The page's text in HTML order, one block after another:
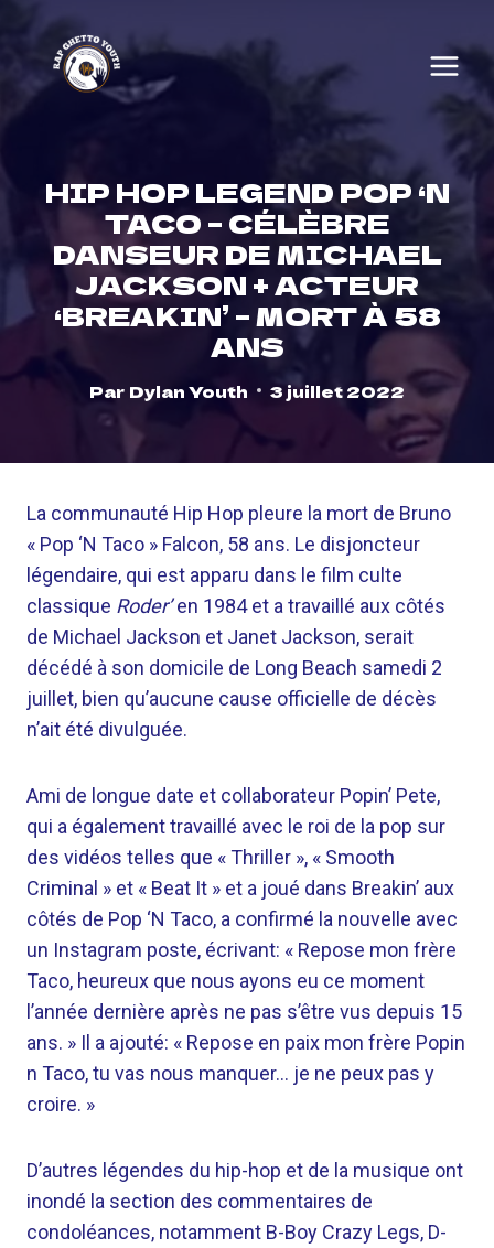
content
HIP HOP LEGEND POP ‘N
TACO – CÉLÈBRE
DANSEUR DE MICHAEL
JACKSON + ACTEUR
‘BREAKIN’ – MORT À 58
ANS
Par Dylan Youth 3 juillet 2022
La communauté Hip Hop pleure la mort de Bruno
« Pop ‘N Taco » Falcon, 58 ans. Le disjoncteur
légendaire, qui est apparu dans le film culte
classique Roder’en 1984 et a travaillé aux côtés
de Michael Jackson et Janet Jackson, serait
décédé à son domicile de Long Beach samedi 2
juillet, bien qu’aucune cause officielle de décès
n’ait été divulguée.
Ami de longue date et collaborateur Popin’ Pete,
qui a également travaillé avec le roi de la pop sur
des vidéos telles que « Thriller », « Smooth
Criminal » et « Beat It » et a joué dans Breakin’ aux
côtés de Pop ‘N Taco, a confirmé la nouvelle avec
un Instagram poste, écrivant: « Repose mon frère
Taco, heureux que nous ayons eu ce moment
l’année dernière après ne pas s’être vus depuis 15
ans. » Il a ajouté: « Repose en paix mon frère Popin
n Taco, tu vas nous manquer… je ne peux pas y
croire. »
D’autres légendes du hip-hop et de la musique ont
inondé la section des commentaires de
condoléances, notamment B-Boy Crazy Legs, D-